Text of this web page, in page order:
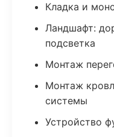
Кладка и
Ландшафт:
подсветка
Монтаж
Монтаж
системы
Устройство